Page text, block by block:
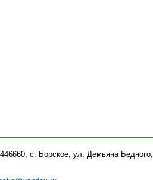
446660, с. Борское, ул. Демьяна Бедного,